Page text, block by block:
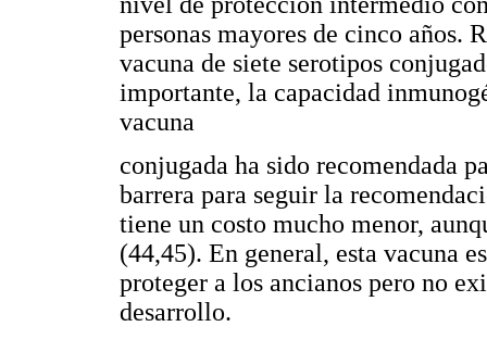
personas mayores de cinco años.
vacuna de siete serotipos
importante, la capacidad
vacuna
conjugada ha sido recomendada
barrera para seguir la
tiene un costo mucho menor,
(44,45). En general, esta vacuna
proteger a los ancianos pero no
desarrollo.